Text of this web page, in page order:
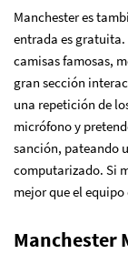
Manchester es
entrada es gratuita.
camisas famosas,
gran sección
una repetición de
micrófono y
sanción, pateando
computarizado. Si
mejor que el
Manchester